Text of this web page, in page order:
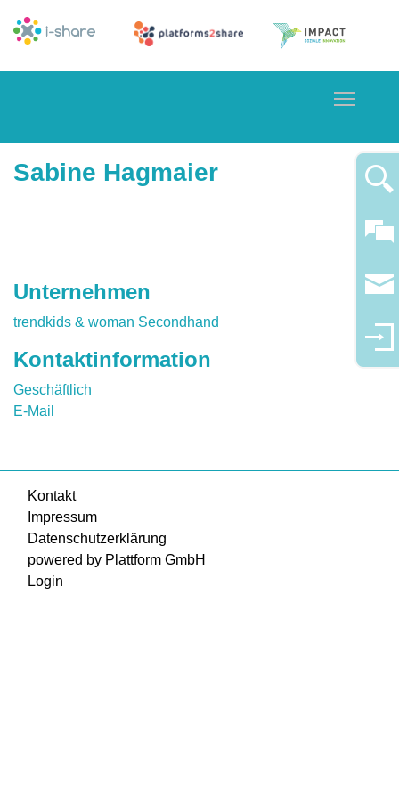
Sabine Hagmaier
Unternehmen
trendkids & woman Secondhand
Kontaktinformation
Geschäftlich
E-Mail
Kontakt
Impressum
Datenschutzerklärung
powered by Plattform GmbH
Login